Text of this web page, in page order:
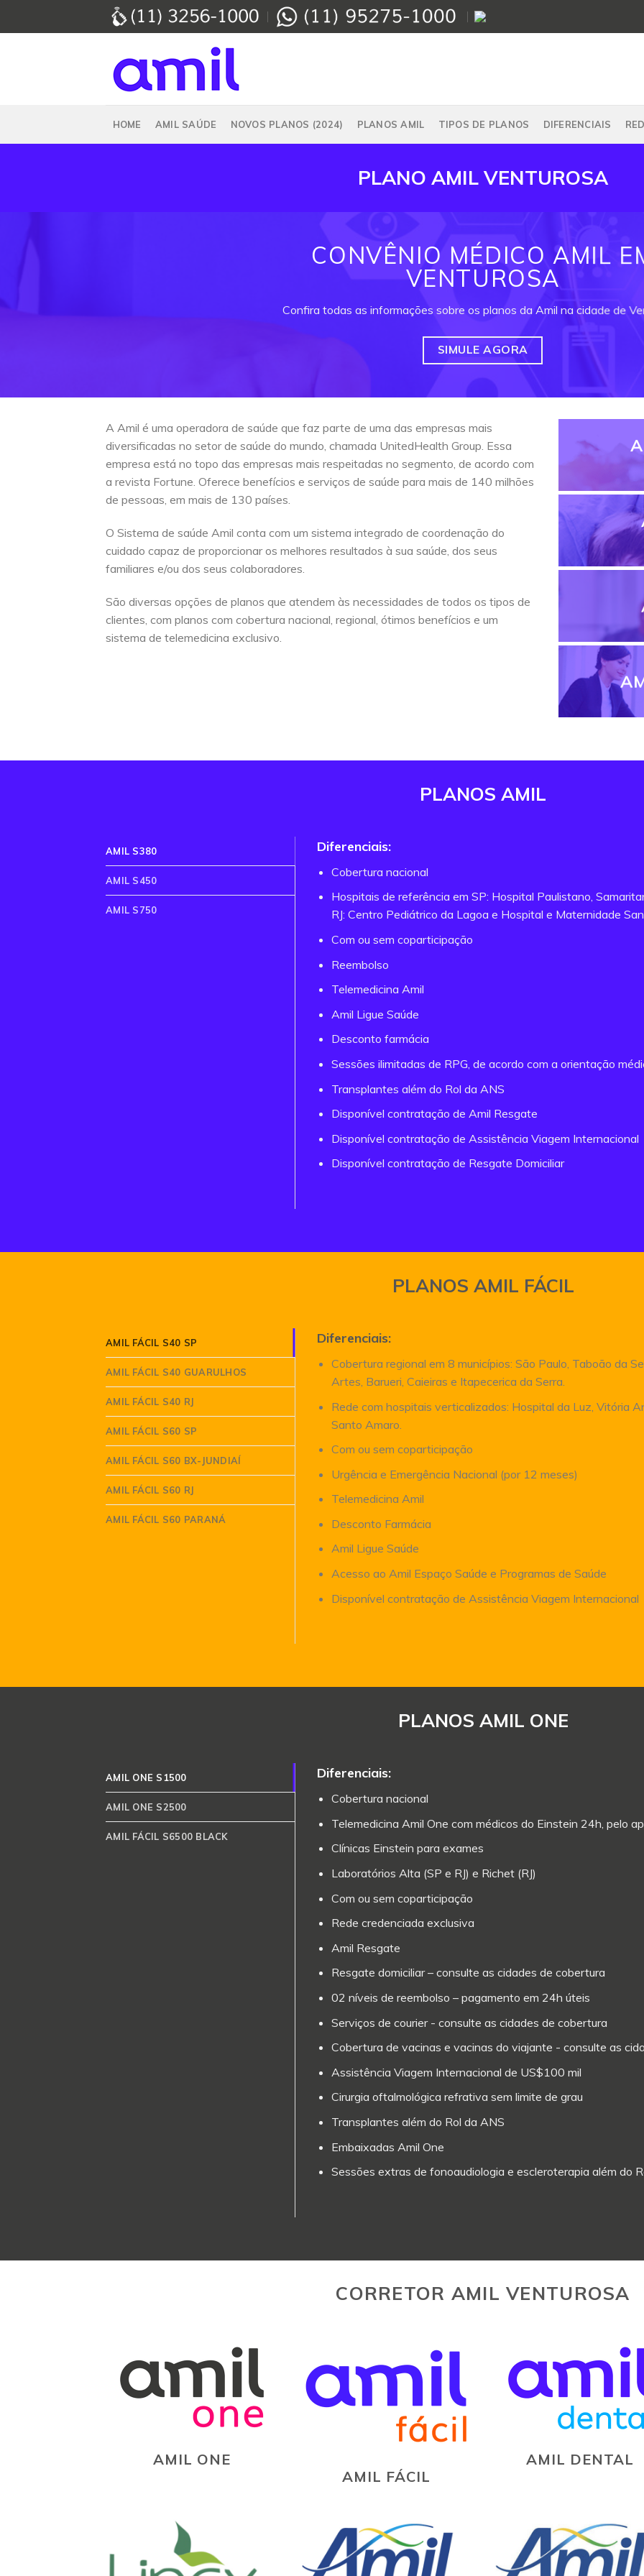
HOME AMIL SAÚDE NOVOS PLANOS (2024) PLANOS AMIL TIPOS DE PLANOS DIFERENCIAIS
PLANO AMIL VENTUROSA
CONVÊNIO MÉDICO AMIL
VENTUROSA
Confira todas as informações sobre os planos da Amil na cidade de
SIMULE AGORA
A Amil é uma operadora de saúde que faz parte de uma das empresas mais
diversificadas no setor de saúde do mundo, chamada UnitedHealth Group. Essa
empresa está no topo das empresas mais respeitadas no segmento, de acordo com
a revista Fortune. Oferece benefícios e serviços de saúde para mais de 140 milhões
de pessoas, em mais de 130 países.
O Sistema de saúde Amil conta com um sistema integrado de coordenação do
cuidado capaz de proporcionar os melhores resultados à sua saúde, dos seus
familiares e/ou dos seus colaboradores.
São diversas opções de planos que atendem às necessidades de todos os tipos de
clientes, com planos com cobertura nacional, regional, ótimos benefícios e um
sistema de telemedicina exclusivo.
PLANOS AMIL
AMIL S380
AMIL S450
AMIL S750
Diferenciais:
Cobertura nacional
Hospitais de referência em SP: Hospital Paulistano,
RJ: Centro Pediátrico da Lagoa e Hospital e Maternidade
Com ou sem coparticipação
Reembolso
Telemedicina Amil
Amil Ligue Saúde
Desconto farmácia
Sessões ilimitadas de RPG, de acordo com a orientação
Transplantes além do Rol da ANS
Disponível contratação de Amil Resgate
Disponível contratação de Assistência Viagem Internacional
Disponível contratação de Resgate Domiciliar
PLANOS AMIL FÁCIL
AMIL FÁCIL S40 SP
AMIL FÁCIL S40 GUARULHOS
AMIL FÁCIL S40 RJ
AMIL FÁCIL S60 SP
AMIL FÁCIL S60 BX-JUNDIAÍ
AMIL FÁCIL S60 RJ
AMIL FÁCIL S60 PARANÁ
Diferenciais:
Cobertura regional em 8 municípios: São Paulo, Taboão da
Artes, Barueri, Caieiras e Itapecerica da Serra.
Rede com hospitais verticalizados: Hospital da Luz, Vitória
Santo Amaro.
Com ou sem coparticipação
Urgência e Emergência Nacional (por 12 meses)
Telemedicina Amil
Desconto Farmácia
Amil Ligue Saúde
Acesso ao Amil Espaço Saúde e Programas de Saúde
Disponível contratação de Assistência Viagem Internacional
PLANOS AMIL ONE
AMIL ONE S1500
AMIL ONE S2500
AMIL FÁCIL S6500 BLACK
Diferenciais:
Cobertura nacional
Telemedicina Amil One com médicos do Einstein 24h, pelo
Clínicas Einstein para exames
Laboratórios Alta (SP e RJ) e Richet (RJ)
Com ou sem coparticipação
Rede credenciada exclusiva
Amil Resgate
Resgate domiciliar – consulte as cidades de cobertura
02 níveis de reembolso – pagamento em 24h úteis
Serviços de courier - consulte as cidades de cobertura
Cobertura de vacinas e vacinas do viajante - consulte as
Assistência Viagem Internacional de US$100 mil
Cirurgia oftalmológica refrativa sem limite de grau
Transplantes além do Rol da ANS
Embaixadas Amil One
Sessões extras de fonoaudiologia e escleroterapia além do
CORRETOR AMIL VENTUROSA
AMIL ONE
AMIL FÁCIL
AMIL DENTAL